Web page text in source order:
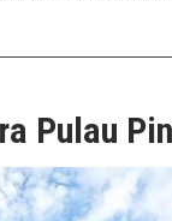
Pulau